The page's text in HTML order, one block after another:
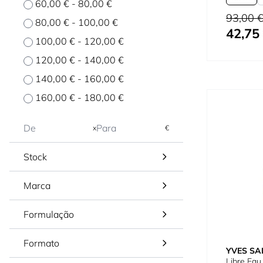
60,00 € - 80,00 €
80,00 € - 100,00 €
100,00 € - 120,00 €
120,00 € - 140,00 €
140,00 € - 160,00 €
160,00 € - 180,00 €
x €
Stock
Marca
Formulação
Formato
Refill
Preço
93,00 €
Tão baixo
42,75
YVES